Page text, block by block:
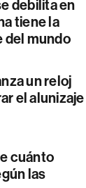
debilita en
tiene la
del mundo
un reloj
el alunizaje
cuánto
las